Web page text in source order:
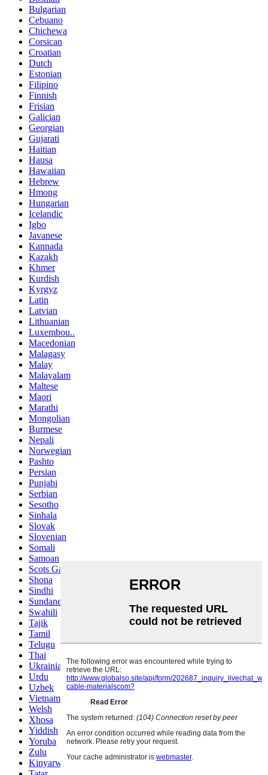
Bulgarian
Cebuano
Chichewa
Corsican
Croatian
Dutch
Estonian
Filipino
Finnish
Frisian
Galician
Georgian
Gujarati
Haitian
Hausa
Hawaiian
Hebrew
Hmong
Hungarian
Icelandic
Igbo
Javanese
Kannada
Kazakh
Khmer
Kurdish
Kyrgyz
Latin
Latvian
Lithuanian
Luxembou..
Macedonian
Malagasy
Malay
Malayalam
Maltese
Maori
Marathi
Mongolian
Burmese
Nepali
Norwegian
Pashto
Persian
Punjabi
Serbian
Sesotho
Sinhala
Slovak
Slovenian
Somali
Samoan
Scots Gaelic
Shona
Sindhi
Sundanese
Swahili
Tajik
Tamil
Telugu
Thai
Ukrainian
Urdu
Uzbek
Vietnamese
Welsh
Xhosa
Yiddish
Yoruba
Zulu
Kinyarwanda